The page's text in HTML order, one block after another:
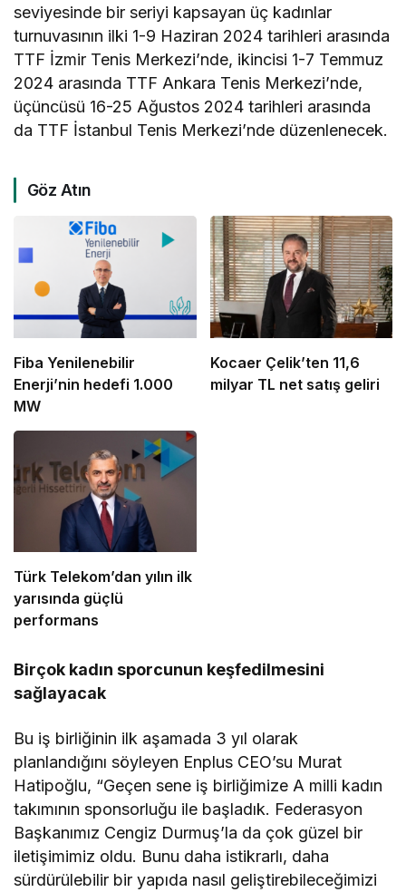
seviyesinde bir seriyi kapsayan üç kadınlar
turnuvasının ilki 1-9 Haziran 2024 tarihleri arasında
TTF İzmir Tenis Merkezi’nde, ikincisi 1-7 Temmuz
2024 arasında TTF Ankara Tenis Merkezi’nde,
üçüncüsü 16-25 Ağustos 2024 tarihleri arasında
da TTF İstanbul Tenis Merkezi’nde düzenlenecek.
Göz Atın
Fiba Yenilenebilir
Enerji’nin hedefi 1.000
MW
Kocaer Çelik’ten 11,6
milyar TL net satış geliri
Türk Telekom’dan yılın ilk
yarısında güçlü
performans
Birçok kadın sporcunun keşfedilmesini
sağlayacak
Bu iş birliğinin ilk aşamada 3 yıl olarak
planlandığını söyleyen Enplus CEO’su Murat
Hatipoğlu, “Geçen sene iş birliğimize A milli kadın
takımının sponsorluğu ile başladık. Federasyon
Başkanımız Cengiz Durmuş’la da çok güzel bir
iletişimimiz oldu. Bunu daha istikrarlı, daha
sürdürülebilir bir yapıda nasıl geliştirebileceğimizi